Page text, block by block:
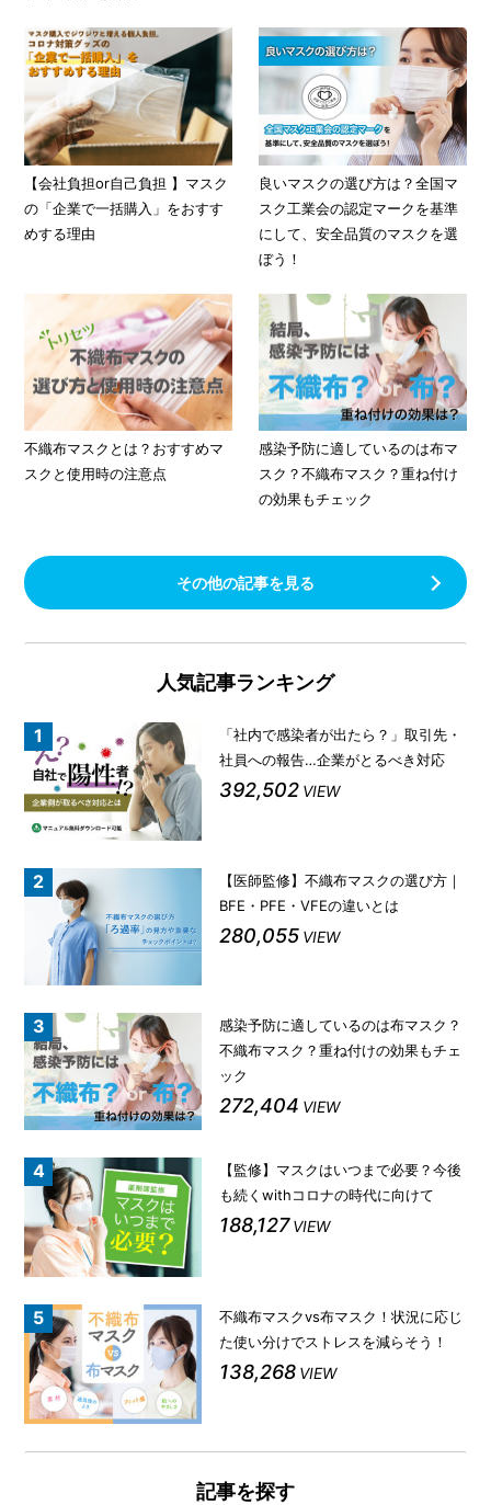
【会社負担or自己負担 】マスク
の「企業で一括購入」をおすす
めする理由
良いマスクの選び方は？全国マ
スク工業会の認定マークを基準
にして、安全品質のマスクを選
ぼう！
不織布マスクとは？おすすめマ
スクと使用時の注意点
感染予防に適しているのは布マ
スク？不織布マスク？重ね付け
の効果もチェック
その他の記事を見る
人気記事ランキング
「社内で感染者が出たら？」取引先・
社員への報告…企業がとるべき対応
392,502 VIEW
【医師監修】不織布マスクの選び方｜
BFE・PFE・VFEの違いとは
280,055 VIEW
感染予防に適しているのは布マスク？
不織布マスク？重ね付けの効果もチェ
ック
272,404 VIEW
【監修】マスクはいつまで必要？今後
も続くwithコロナの時代に向けて
188,127 VIEW
不織布マスクvs布マスク！状況に応じ
た使い分けでストレスを減らそう！
138,268 VIEW
記事を探す